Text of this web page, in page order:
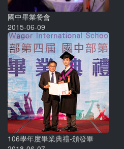
國中畢業餐會
2015-06-09
106學年度畢業典禮-頒發畢